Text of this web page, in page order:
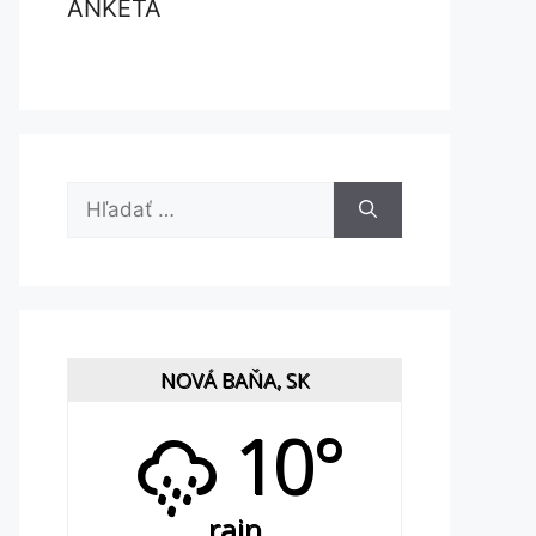
ANKETA
Hľadať:
NOVÁ BAŇA, SK
10°